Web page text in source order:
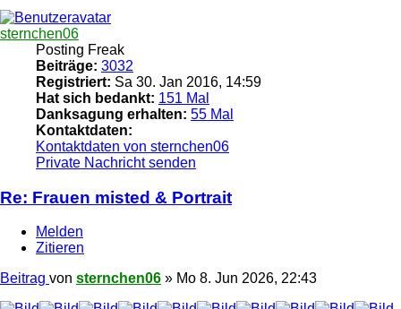
sternchen06
Posting Freak
Beiträge: 3032
Registriert: Sa 30. Jan 2016, 14:59
Hat sich bedankt: 151 Mal
Danksagung erhalten: 55 Mal
Kontaktdaten:
Kontaktdaten von sternchen06
Private Nachricht senden
Re: Frauen misted & Portrait
Melden
Zitieren
Beitrag von sternchen06 » Mo 8. Jun 2026, 22:43